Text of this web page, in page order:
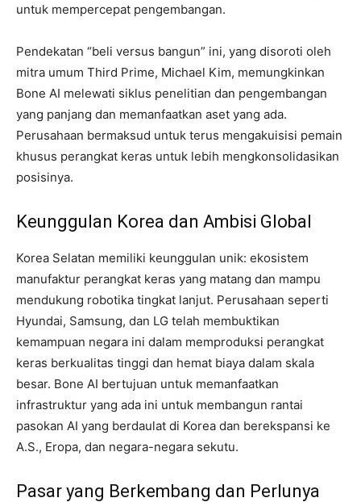
untuk mempercepat pengembangan.
Pendekatan “beli versus bangun” ini, yang disoroti oleh
mitra umum Third Prime, Michael Kim, memungkinkan
Bone AI melewati siklus penelitian dan pengembangan
yang panjang dan memanfaatkan aset yang ada.
Perusahaan bermaksud untuk terus mengakuisisi pemain
khusus perangkat keras untuk lebih mengkonsolidasikan
posisinya.
Keunggulan Korea dan Ambisi Global
Korea Selatan memiliki keunggulan unik: ekosistem
manufaktur perangkat keras yang matang dan mampu
mendukung robotika tingkat lanjut. Perusahaan seperti
Hyundai, Samsung, dan LG telah membuktikan
kemampuan negara ini dalam memproduksi perangkat
keras berkualitas tinggi dan hemat biaya dalam skala
besar. Bone AI bertujuan untuk memanfaatkan
infrastruktur yang ada ini untuk membangun rantai
pasokan AI yang berdaulat di Korea dan berekspansi ke
A.S., Eropa, dan negara-negara sekutu.
Pasar yang Berkembang dan Perlunya